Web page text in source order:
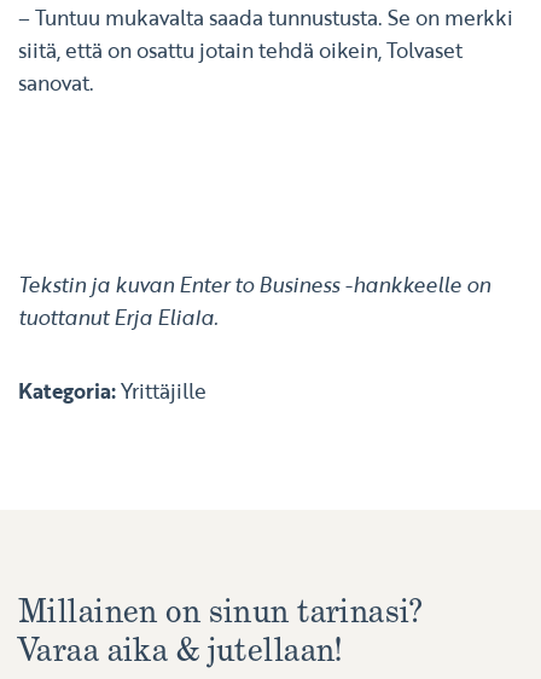
– Tuntuu mukavalta saada tunnustusta. Se on merkki
siitä, että on osattu jotain tehdä oikein, Tolvaset
sanovat.
Tekstin ja kuvan Enter to Business -hankkeelle on
tuottanut Erja Eliala.
Kategoria:Yrittäjille
Millainen on sinun tarinasi?
Varaa aika & jutellaan!